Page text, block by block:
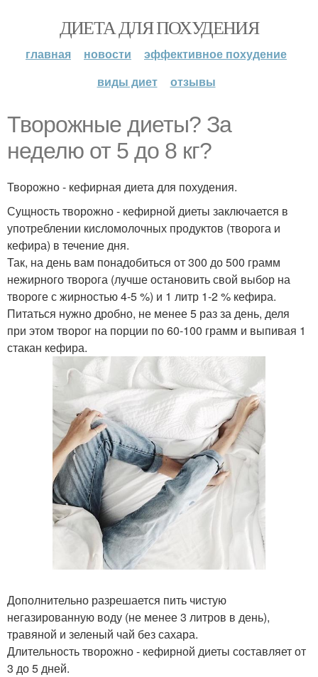
ДИЕТА ДЛЯ ПОХУДЕНИЯ
главная новости
эффективное похудение
виды диет
отзывы
Творожные диеты? За
неделю от 5 до 8 кг?
Творожно - кефирная диета для похудения.
Сущность творожно - кефирной диеты заключается в
употреблении кисломолочных продуктов (творога и
кефира) в течение дня.
Так, на день вам понадобиться от 300 до 500 грамм
нежирного творога (лучше остановить свой выбор на
твороге с жирностью 4-5 %) и 1 литр 1-2 % кефира.
Питаться нужно дробно, не менее 5 раз за день, деля
при этом творог на порции по 60-100 грамм и выпивая 1
стакан кефира.
Дополнительно разрешается пить чистую
негазированную воду (не менее 3 литров в день),
травяной и зеленый чай без сахара.
Длительность творожно - кефирной диеты составляет от
3 до 5 дней.